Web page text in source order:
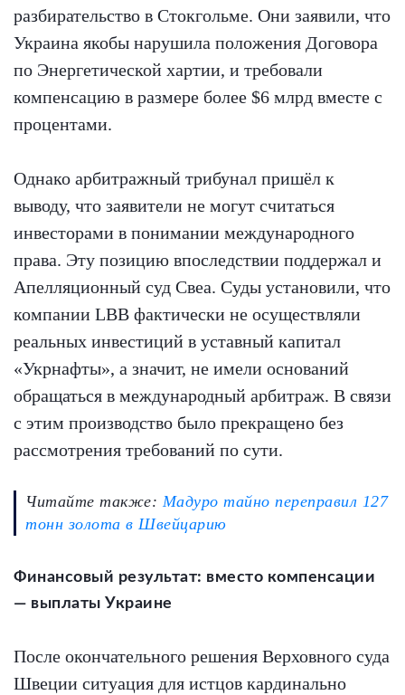
разбирательство в Стокгольме. Они заявили, что
Украина якобы нарушила положения Договора
по Энергетической хартии, и требовали
компенсацию в размере более $6 млрд вместе с
процентами.
Однако арбитражный трибунал пришёл к
выводу, что заявители не могут считаться
инвесторами в понимании международного
права. Эту позицию впоследствии поддержал и
Апелляционный суд Свеа. Суды установили, что
компании LBB фактически не осуществляли
реальных инвестиций в уставный капитал
«Укрнафты», а значит, не имели оснований
обращаться в международный арбитраж. В связи
с этим производство было прекращено без
рассмотрения требований по сути.
Читайте также: Мадуро тайно переправил 127
тонн золота в Швейцарию
Финансовый результат: вместо компенсации
— выплаты Украине
После окончательного решения Верховного суда
Швеции ситуация для истцов кардинально